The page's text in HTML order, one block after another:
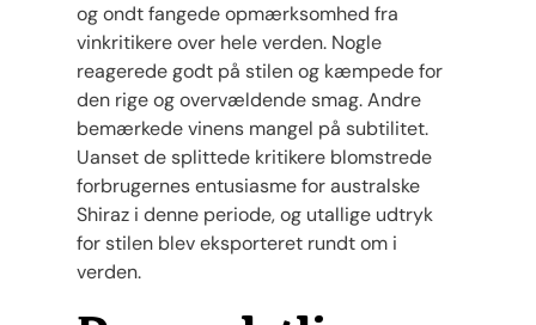
og ondt fangede opmærksomhed fra
vinkritikere over hele verden. Nogle
reagerede godt på stilen og kæmpede for
den rige og overvældende smag. Andre
bemærkede vinens mangel på subtilitet.
Uanset de splittede kritikere blomstrede
forbrugernes entusiasme for australske
Shiraz i denne periode, og utallige udtryk
for stilen blev eksporteret rundt om i
verden.